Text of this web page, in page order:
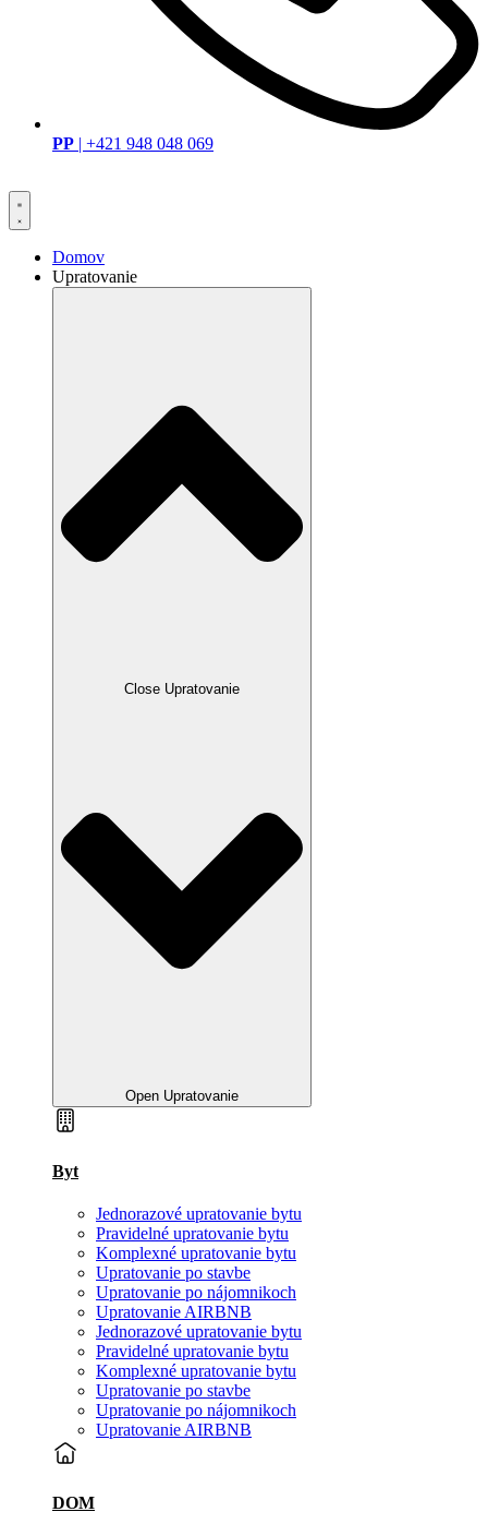
PP | +421 948 048 069
Domov
Upratovanie
Close Upratovanie
Open Upratovanie
Byt
Jednorazové upratovanie bytu
Pravidelné upratovanie bytu
Komplexné upratovanie bytu
Upratovanie po stavbe
Upratovanie po nájomnikoch
Upratovanie AIRBNB
Jednorazové upratovanie bytu
Pravidelné upratovanie bytu
Komplexné upratovanie bytu
Upratovanie po stavbe
Upratovanie po nájomnikoch
Upratovanie AIRBNB
DOM